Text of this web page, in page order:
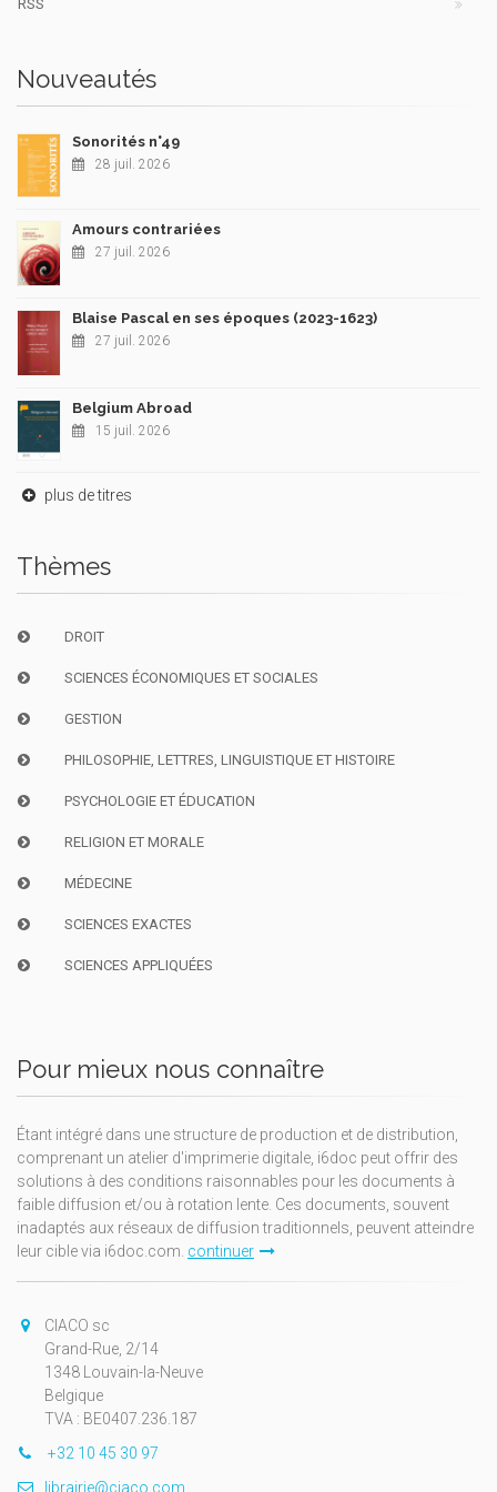
RSS
Nouveautés
Sonorités n°49
28 juil. 2026
Amours contrariées
27 juil. 2026
Blaise Pascal en ses époques (2023-1623)
27 juil. 2026
Belgium Abroad
15 juil. 2026
plus de titres
Thèmes
DROIT
SCIENCES ÉCONOMIQUES ET SOCIALES
GESTION
PHILOSOPHIE, LETTRES, LINGUISTIQUE ET HISTOIRE
PSYCHOLOGIE ET ÉDUCATION
RELIGION ET MORALE
MÉDECINE
SCIENCES EXACTES
SCIENCES APPLIQUÉES
Pour mieux nous connaître
Étant intégré dans une structure de production et de distribution,
comprenant un atelier d'imprimerie digitale, i6doc peut offrir des
solutions à des conditions raisonnables pour les documents à
faible diffusion et/ou à rotation lente. Ces documents, souvent
inadaptés aux réseaux de diffusion traditionnels, peuvent atteindre
leur cible via i6doc.com. continuer
CIACO sc
Grand-Rue, 2/14
1348 Louvain-la-Neuve
Belgique
TVA : BE0407.236.187
+32 10 45 30 97
librairie@ciaco.com